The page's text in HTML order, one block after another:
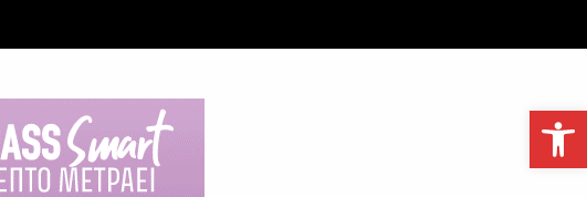
Ανοίξτε τη γραμμή εργαλείων